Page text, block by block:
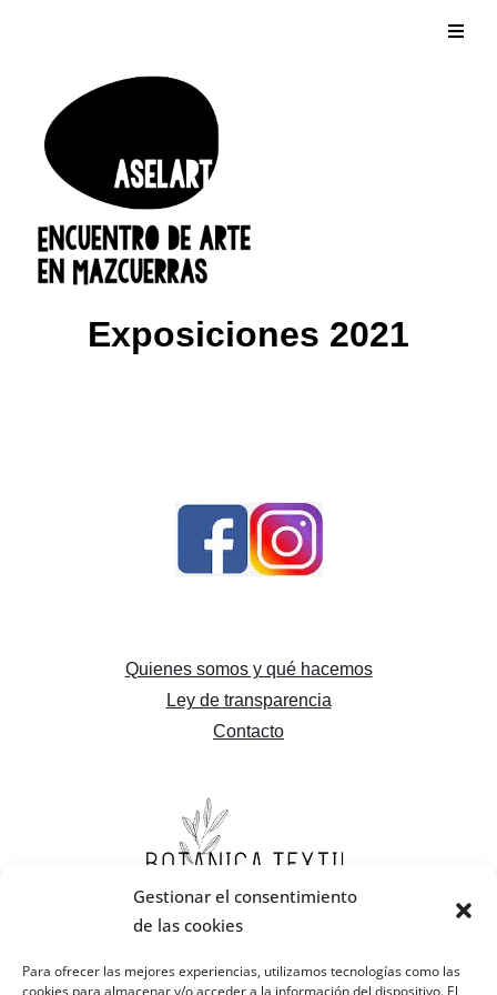
Gestionar el consentimiento
de las cookies
Para ofrecer las mejores experiencias, utilizamos tecnologías como las
cookies para almacenar y/o acceder a la información del dispositivo. El
Exposiciones 2021
Quienes somos y qué hacemos
Ley de transparencia
Contacto